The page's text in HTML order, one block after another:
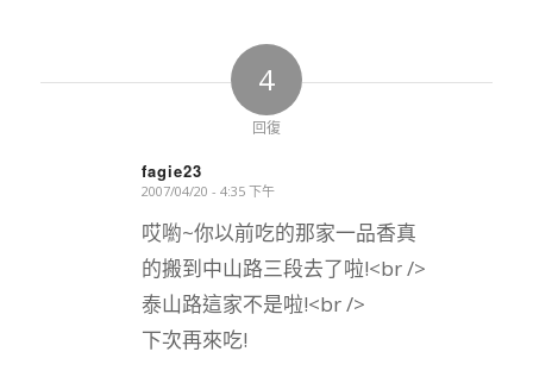
4
回復
fagie23
says:
2007/04/20 - 4:35 下午
哎喲~你以前吃的那家一品香真
的搬到中山路三段去了啦!<br />
泰山路這家不是啦!<br />
下次再來吃!